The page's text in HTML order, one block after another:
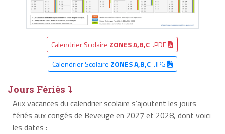
Calendrier Scolaire ZONES A,B,C .PDF
Calendrier Scolaire ZONES A,B,C.JPG
Jours Fériés ⤵
Aux vacances du calendrier scolaire s’ajoutent les jours
fériés aux congés de Beveuge en 2027 et 2028, dont voici
les dates :